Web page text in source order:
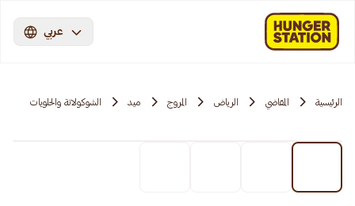
عربي
الرئيسية المقاضي الرياض المروج ميد الشوكولاتة والحلويات